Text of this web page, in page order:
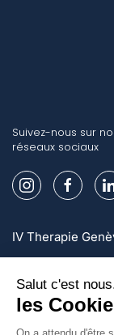
Suivez-nous sur
réseaux sociaux
IV Therapie
IV Therapie
IV Therapie